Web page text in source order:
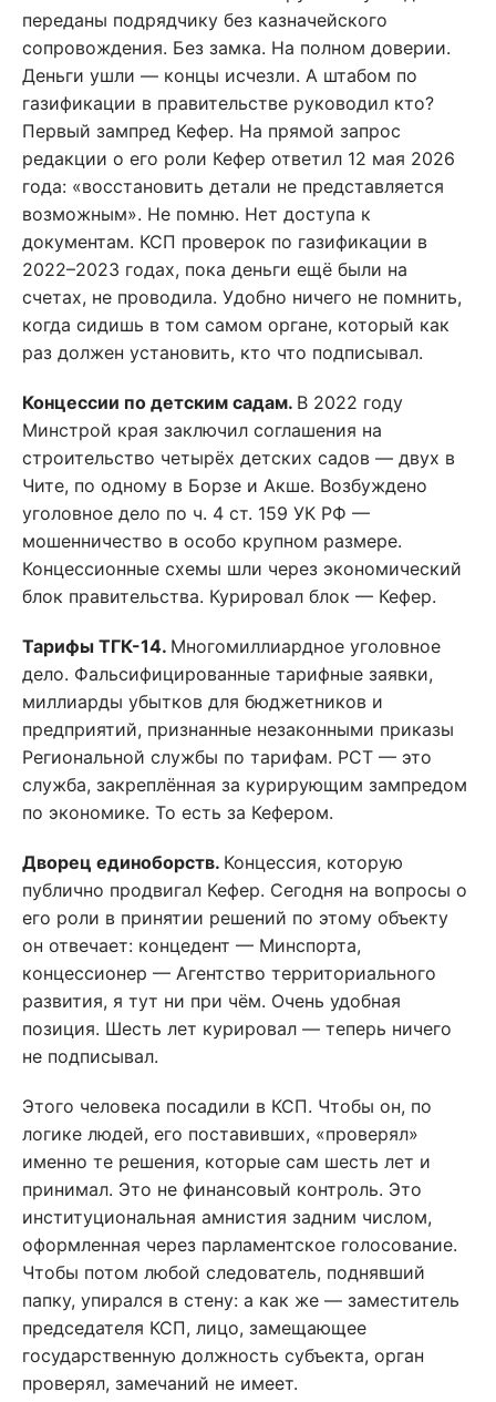
переданы подрядчику без казначейского
сопровождения. Без замка. На полном доверии.
Деньги ушли — концы исчезли. А штабом по
газификации в правительстве руководил кто?
Первый зампред Кефер. На прямой запрос
редакции о его роли Кефер ответил 12 мая 2026
года: «восстановить детали не представляется
возможным». Не помню. Нет доступа к
документам. КСП проверок по газификации в
2022–2023 годах, пока деньги ещё были на
счетах, не проводила. Удобно ничего не помнить,
когда сидишь в том самом органе, который как
раз должен установить, кто что подписывал.
Концессии по детским садам. В 2022 году
Минстрой края заключил соглашения на
строительство четырёх детских садов — двух в
Чите, по одному в Борзе и Акше. Возбуждено
уголовное дело по ч. 4 ст. 159 УК РФ —
мошенничество в особо крупном размере.
Концессионные схемы шли через экономический
блок правительства. Курировал блок — Кефер.
Тарифы ТГК-14. Многомиллиардное уголовное
дело. Фальсифицированные тарифные заявки,
миллиарды убытков для бюджетников и
предприятий, признанные незаконными приказы
Региональной службы по тарифам. РСТ — это
служба, закреплённая за курирующим зампредом
по экономике. То есть за Кефером.
Дворец единоборств. Концессия, которую
публично продвигал Кефер. Сегодня на вопросы о
его роли в принятии решений по этому объекту
он отвечает: концедент — Минспорта,
концессионер — Агентство территориального
развития, я тут ни при чём. Очень удобная
позиция. Шесть лет курировал — теперь ничего
не подписывал.
Этого человека посадили в КСП. Чтобы он, по
логике людей, его поставивших, «проверял»
именно те решения, которые сам шесть лет и
принимал. Это не финансовый контроль. Это
институциональная амнистия задним числом,
оформленная через парламентское голосование.
Чтобы потом любой следователь, поднявший
папку, упирался в стену: а как же — заместитель
председателя КСП, лицо, замещающее
государственную должность субъекта, орган
проверял, замечаний не имеет.